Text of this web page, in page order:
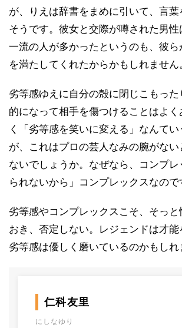
が、りえは辞書をまめに引いて、言葉
そうです。彼女と交際が噂された男
一流の人が多かったというのも、彼
を満たしてくれたからかもしれません
劣等感ゆえに自分の殻に閉じこもっ
的になって相手を傷つけることはよく
く「劣等感を笑いに変える」なんて
が、これはプロの芸人なみの腕がな
ないでしょうか。なぜなら、コンプレ
られないから」コンプレックスなので
劣等感やコンプレックスこそ、そっと
おき、否定しない。レジェンドは才能
劣等感は優しく磨いているのかもしれ
仁科友里
にしなゆり